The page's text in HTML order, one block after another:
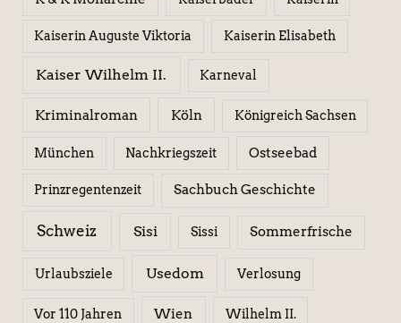
Kaiserin Auguste Viktoria Kaiserin Elisabeth
Kaiser Wilhelm II. Karneval
Kriminalroman Köln Königreich Sachsen
München Nachkriegszeit Ostseebad
Prinzregentenzeit Sachbuch Geschichte
Schweiz Sisi Sissi Sommerfrische
Urlaubsziele Usedom Verlosung
Vor 110 Jahren Wien Wilhelm II.